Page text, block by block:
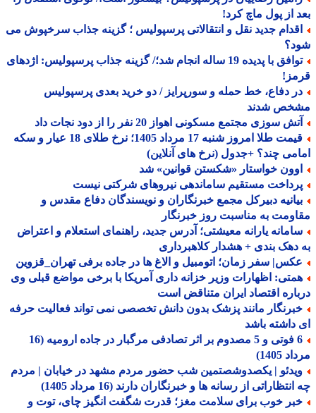
از پول ماچ کرد!
جدید نقل و انتقالاتی پرسپولیس ؛ گزینه جذاب سرخپوش می
توافق با پدیده 19 ساله انجام شد؛/ گزینه جذاب پرسپولیس: اژدهای
دفاع، خط حمله و سورپرایز / دو خرید بعدی پرسپولیس
شدند
سوزی مجتمع مسکونی اهواز 20 نفر را از دود نجات داد
قیمت طلا امروز شنبه 17 مرداد 1405؛ نرخ طلای 18 عیار و سکه
چند؟ +جدول (نرخ های آنلاین)
خواستار «شکستن قوانین» شد
مستقیم ساماندهی نیروهای شرکتی نیست
دبیرکل مجمع خبرنگاران و نویسندگان دفاع مقدس و
به مناسبت روز خبرنگار
یارانه معیشتی؛ آدرس جدید، راهنمای استعلام و اعتراض
دهک بندی + هشدار کلاهبرداری
سفر زمان؛ اتومبیل و الاغ ها در جاده برفی تهران_قزوین
اظهارات وزیر خزانه داری آمریکا با برخی مواضع قبلی وی
اقتصاد ایران متناقض است
مانند پزشک بدون دانش تخصصی نمی تواند فعالیت حرفه
داشته باشد
6 فوتی و 5 مصدوم بر اثر تصادفی مرگبار در جاده ارومیه (16
1405)
| یکصدوشصتمین شب حضور مردم مشهد در خیابان | مردم
از رسانه ها و خبرنگاران دارند (16 مرداد 1405)
خوب برای سلامت مغز؛ قدرت شگفت انگیز چای، توت و